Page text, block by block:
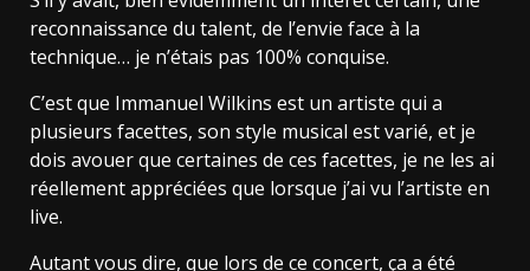
reconnaissance du talent, de l’envie face à la
technique… je n’étais pas 100% conquise.
C’est que Immanuel Wilkins est un artiste qui a
plusieurs facettes, son style musical est varié, et je
dois avouer que certaines de ces facettes, je ne les ai
réellement appréciées que lorsque j’ai vu l’artiste en
live.
Autant vous dire, que lors de ce concert, ça a été